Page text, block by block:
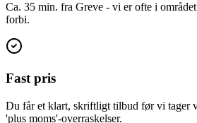
Ca. 35 min. fra Greve - vi er ofte i
forbi.
Fast pris
Du får et klart, skriftligt tilbud før vi tager
'plus moms'-overraskelser.